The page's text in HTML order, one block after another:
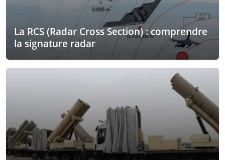
La RCS (Radar Cross Section) : comprendre
la signature radar